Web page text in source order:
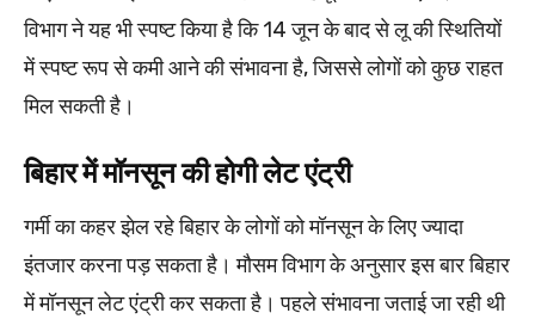
विभाग ने यह भी स्पष्ट किया है कि 14 जून के बाद से लू की स्थितियों
में स्पष्ट रूप से कमी आने की संभावना है, जिससे लोगों को कुछ राहत
मिल सकती है।
बिहार में मॉनसून की होगी लेट एंट्री
गर्मी का कहर झेल रहे बिहार के लोगों को मॉनसून के लिए ज्यादा
इंतजार करना पड़ सकता है। मौसम विभाग के अनुसार इस बार बिहार
में मॉनसून लेट एंट्री कर सकता है। पहले संभावना जताई जा रही थी